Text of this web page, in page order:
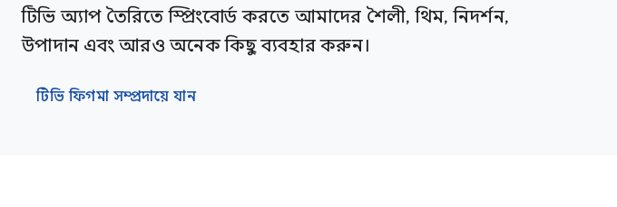
টিভি অ্যাপ তৈরিতে স্প্রিংবোর্ড করতে আমাদের শৈলী, থিম, নিদর্শন,
উপাদান এবং আরও অনেক কিছু ব্যবহার করুন।
টিভি ফিগমা সম্প্রদায়ে যান